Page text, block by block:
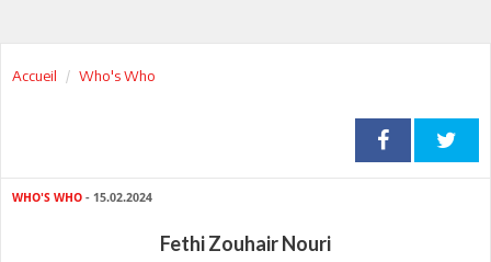
Accueil Who's Who
WHO'S WHO - 15.02.2024
Fethi Zouhair Nouri